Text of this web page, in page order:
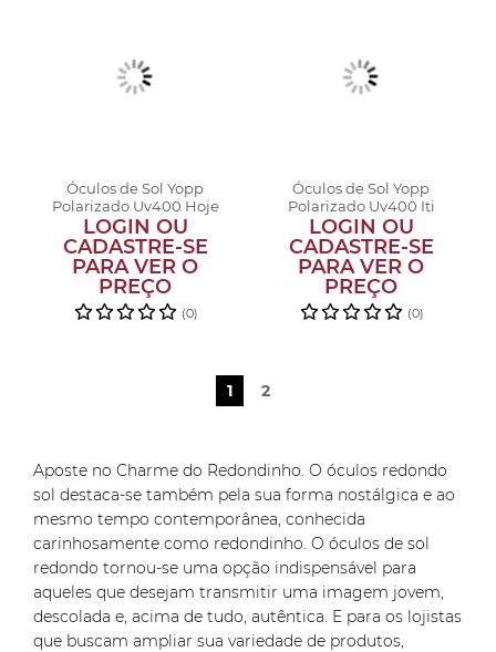
Óculos de Sol Yopp
Polarizado Uv400 Hoje
não, Hoj...
LOGIN OU
CADASTRE-SE
PARA VER O
PREÇO
(0)
Óculos de Sol Yopp
Polarizado Uv400 Iti
Malia
LOGIN OU
CADASTRE-SE
PARA VER O
PREÇO
(0)
1 2
Aposte no Charme do Redondinho. O óculos redondo
sol destaca-se também pela sua forma nostálgica e ao
mesmo tempo contemporânea, conhecida
carinhosamente como redondinho. O óculos de sol
redondo tornou-se uma opção indispensável para
aqueles que desejam transmitir uma imagem jovem,
descolada e, acima de tudo, autêntica. E para os lojistas
que buscam ampliar sua variedade de produtos,